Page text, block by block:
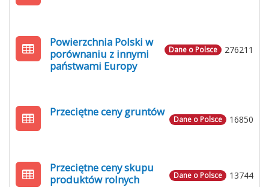
276211
Dane o Polsce
Powierzchnia Polski w
porównaniu z innymi
państwami Europy
16850
Dane o Polsce
Przeciętne ceny gruntów
13744
Dane o Polsce
Przeciętne ceny skupu
produktów rolnych